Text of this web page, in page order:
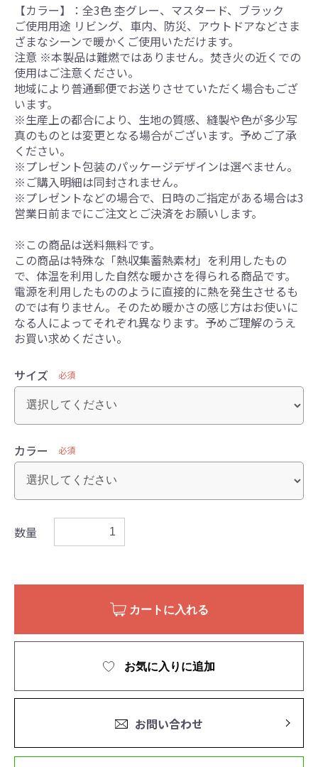
【カラー】：全3色 杢グレー、マスタード、ブラック
ご使用用途 リビング、車内、防災、アウトドアなどさま
ざまなシーンで暖かくご使用いただけます。
注意 ※本製品は難燃ではありません。焚き火の近くでの
使用はご注意ください。
地域により普通郵便でお送りさせていただく場合もござ
います。
※生産上の都合により、生地の質感、縫製や色が多少写
真のものとは変更となる場合がございます。予めご了承
ください。
※プレゼント包装のパッケージデザインは選べません。
※ご購入明細は同封されません。
※プレゼントなどの場合で、日時のご指定がある場合は3
営業日前までにご注文とご決済をお願いします。
※この商品は送料無料です。
この商品は特殊な「熱収集蓄熱素材」を利用したもの
で、体温を利用した自然な暖かさを得られる商品です。
電源を利用したもののように直接的に熱を発生させるも
のでは有りません。そのため暖かさの感じ方はお使いに
なる人によってそれぞれ異なります。予めご理解のうえ
お買い求めください。
サイズ 必須
カラー 必須
数量
カートに入れる
お気に入りに追加
お問い合わせ